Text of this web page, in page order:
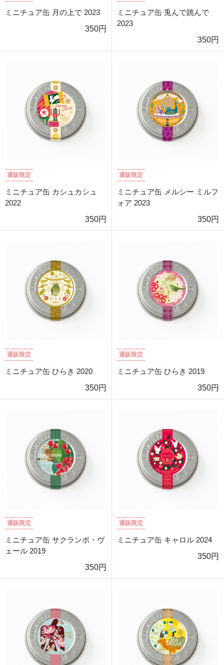
ミニチュア缶 月の上で 2023
350円
ミニチュア缶 兎んで跳んで
2023
350円
通販限定
ミニチュア缶 カシュカシュ
2022
350円
通販限定
ミニチュア缶 メルシー ミルフ
ォア 2023
350円
通販限定
ミニチュア缶 ひらき 2020
350円
通販限定
ミニチュア缶 ひらき 2019
350円
通販限定
ミニチュア缶 サクランボ・ヴ
ェール 2019
350円
通販限定
ミニチュア缶 キャロル 2024
350円